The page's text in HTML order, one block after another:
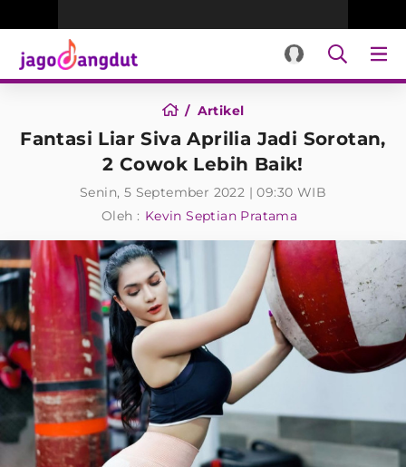
Artikel
Fantasi Liar Siva Aprilia Jadi Sorotan,
2 Cowok Lebih Baik!
Senin, 5 September 2022 | 09:30 WIB
Oleh : Kevin Septian Pratama